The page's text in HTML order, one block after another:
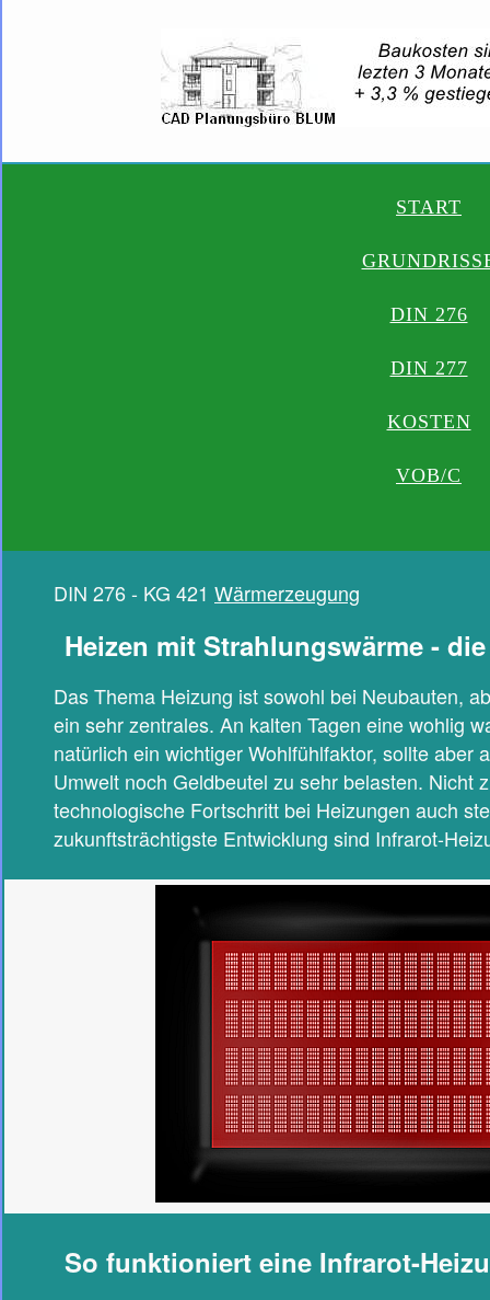
START
DIN 276
DIN 277
KOSTEN
VOB/C
DIN 276 - KG 421 Wärmerzeugung
Heizen mit Strahlungswärme -
Das Thema Heizung ist sowohl bei Neubauten,
ein sehr zentrales. An kalten Tagen eine wohlig
natürlich ein wichtiger Wohlfühlfaktor, sollte aber
Umwelt noch Geldbeutel zu sehr belasten. Nicht
technologische Fortschritt bei Heizungen auch
zukunftsträchtigste Entwicklung sind Infrarot-
So funktioniert eine Infrarot-